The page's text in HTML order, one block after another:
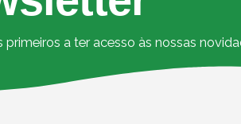
primeiros a ter acesso às nossas